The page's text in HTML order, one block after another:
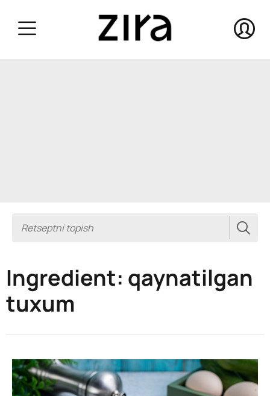
Ingredient: qaynatilgan
tuxum